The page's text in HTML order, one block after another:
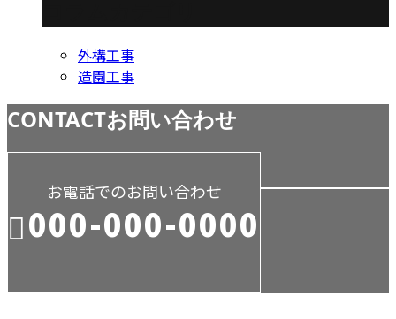
外構工事
造園工事
CONTACTお問い合わせ
お電話でのお問い合わせ
000-000-0000